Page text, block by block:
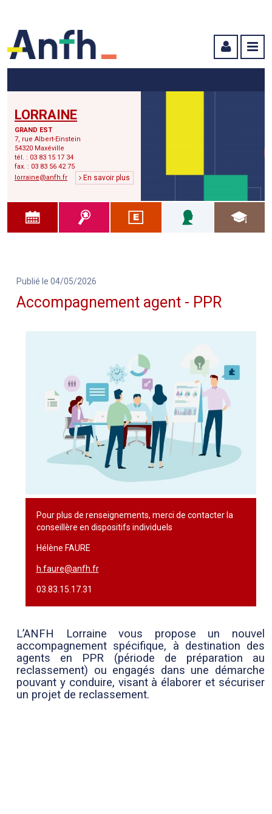
LORRAINE
GRAND EST
7, rue Albert-Einstein
54320 Maxéville
tél. : 03 83 15 17 34
fax. : 03 83 56 42 75
lorraine@anfh.fr
En savoir plus
Publié le 04/05/2026
Accompagnement agent - PPR
Pour plus de renseignements, merci de contacter la
conseillère en dispositifs individuels
Hélène FAURE
h.faure@anfh.fr
03.83.15.17.31
L’ANFH Lorraine vous propose un nouvel
accompagnement spécifique, à destination des
agents en PPR (période de préparation au
reclassement) ou engagés dans une démarche
pouvant y conduire, visant à élaborer et sécuriser
un projet de reclassement.